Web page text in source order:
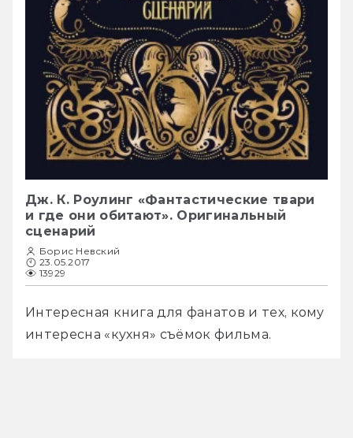
Дж. К. Роулинг «Фантастические твари
и где они обитают». Оригинальный
сценарий
Борис Невский
23.05.2017
13929
Интересная книга для фанатов и тех, кому
интересна «кухня» съёмок фильма.